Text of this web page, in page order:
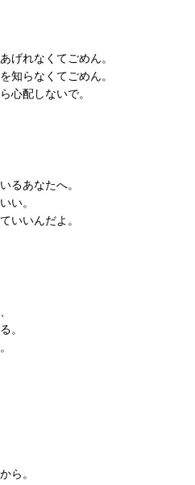
げれなくてごめん。
知らなくてごめん。
心配しないで。
るあなたへ。
い。
いいんだよ。
。
ら。